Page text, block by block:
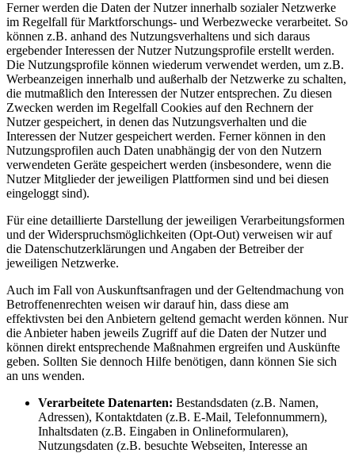
Ferner werden die Daten der Nutzer innerhalb sozialer Netzwerke
im Regelfall für Marktforschungs- und Werbezwecke verarbeitet. So
können z.B. anhand des Nutzungsverhaltens und sich daraus
ergebender Interessen der Nutzer Nutzungsprofile erstellt werden.
Die Nutzungsprofile können wiederum verwendet werden, um z.B.
Werbeanzeigen innerhalb und außerhalb der Netzwerke zu schalten,
die mutmaßlich den Interessen der Nutzer entsprechen. Zu diesen
Zwecken werden im Regelfall Cookies auf den Rechnern der
Nutzer gespeichert, in denen das Nutzungsverhalten und die
Interessen der Nutzer gespeichert werden. Ferner können in den
Nutzungsprofilen auch Daten unabhängig der von den Nutzern
verwendeten Geräte gespeichert werden (insbesondere, wenn die
Nutzer Mitglieder der jeweiligen Plattformen sind und bei diesen
eingeloggt sind).
Für eine detaillierte Darstellung der jeweiligen Verarbeitungsformen
und der Widerspruchsmöglichkeiten (Opt-Out) verweisen wir auf
die Datenschutzerklärungen und Angaben der Betreiber der
jeweiligen Netzwerke.
Auch im Fall von Auskunftsanfragen und der Geltendmachung von
Betroffenenrechten weisen wir darauf hin, dass diese am
effektivsten bei den Anbietern geltend gemacht werden können. Nur
die Anbieter haben jeweils Zugriff auf die Daten der Nutzer und
können direkt entsprechende Maßnahmen ergreifen und Auskünfte
geben. Sollten Sie dennoch Hilfe benötigen, dann können Sie sich
an uns wenden.
Verarbeitete Datenarten: Bestandsdaten (z.B. Namen,
Adressen), Kontaktdaten (z.B. E-Mail, Telefonnummern),
Inhaltsdaten (z.B. Eingaben in Onlineformularen),
Nutzungsdaten (z.B. besuchte Webseiten, Interesse an